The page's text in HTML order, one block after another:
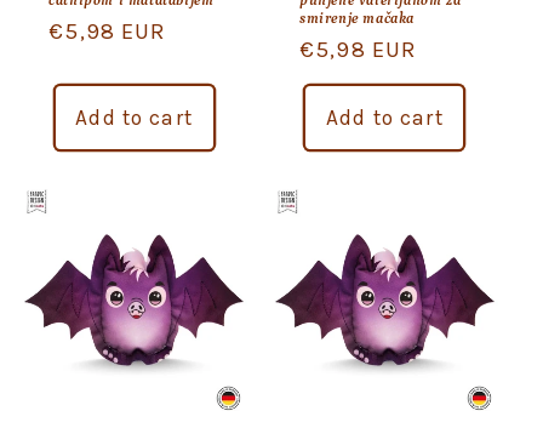
Regular
€5,98 EUR
Add to cart
smirenje mačaka
Regular
price
€5,98 EUR
Add to cart